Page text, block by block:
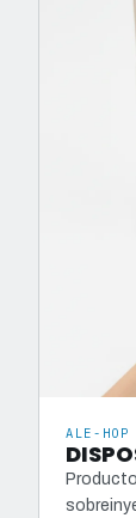
ALE-HOP